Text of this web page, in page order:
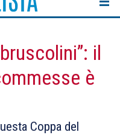
il
è
Coppa del